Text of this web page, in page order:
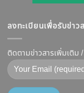
ลงทะเบียนเพื่อรับข่าว
ติดตามข่าวสารเพิ่มเติม